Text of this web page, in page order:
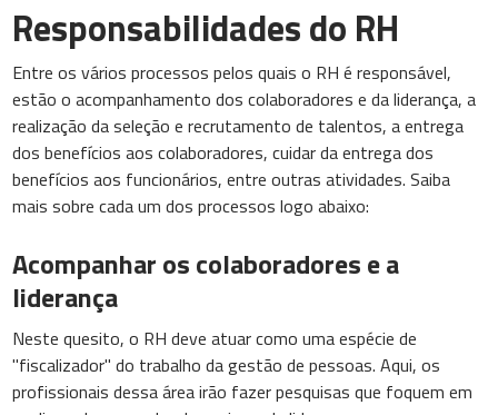
Responsabilidades do RH
Entre os vários processos pelos quais o RH é responsável,
estão o acompanhamento dos colaboradores e da liderança, a
realização da seleção e recrutamento de talentos, a entrega
dos benefícios aos colaboradores, cuidar da entrega dos
benefícios aos funcionários, entre outras atividades. Saiba
mais sobre cada um dos processos logo abaixo:
Acompanhar os colaboradores e a
liderança
Neste quesito, o RH deve atuar como uma espécie de
"fiscalizador" do trabalho da gestão de pessoas. Aqui, os
profissionais dessa área irão fazer pesquisas que foquem em